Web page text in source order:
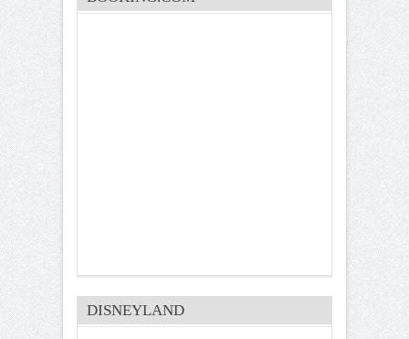
DISNEYLAND